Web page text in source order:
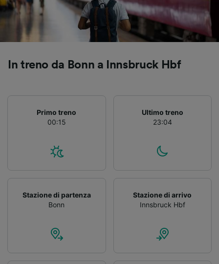
In treno da Bonn a Innsbruck Hbf
Primo treno
00:15
Ultimo treno
23:04
Stazione di partenza
Bonn
Stazione di arrivo
Innsbruck Hbf
Utilizzare dati di geolocalizzazione precisi.
Scansione attiva delle caratteristiche del
dispositivo ai fini dell’identificazione.
Archiviare informazioni su dispositivo e/o
personalizzati, misurazione delle prestazioni
dei contenuti e degli annunci, ricerche sul
Elenco dei partner (fornitori)